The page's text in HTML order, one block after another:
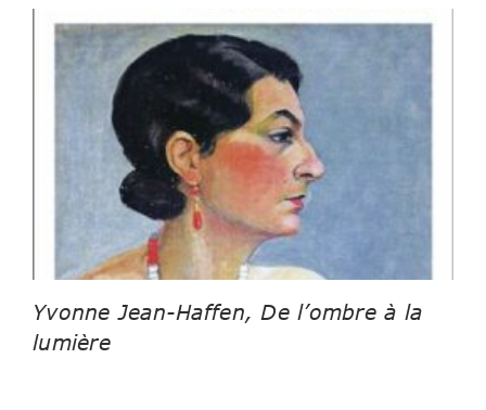
Yvonne Jean-Haffen, De l’ombre à la
lumière